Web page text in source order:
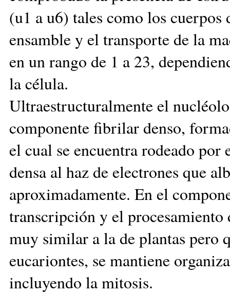
(u1 a u6) tales como los cuerpos
ensamble y el transporte de la
en un rango de 1 a 23,
la célula.
Ultraestructuralmente el
componente fibrilar denso,
el cual se encuentra rodeado
densa al haz de electrones que
aproximadamente. En el
transcripción y el
muy similar a la de plantas pero
eucariontes, se mantiene
incluyendo la mitosis.